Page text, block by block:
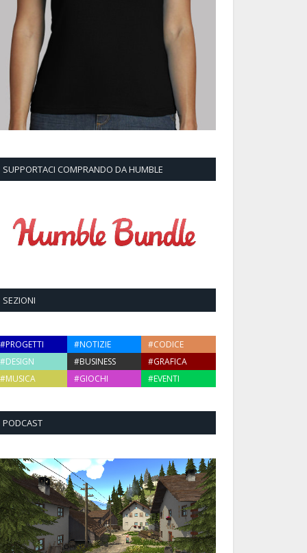
SUPPORTACI COMPRANDO DA HUMBLE
SEZIONI
#PROGETTI #NOTIZIE
#CODICE
#DESIGN
#BUSINESS
#GRAFICA
#MUSICA
#GIOCHI #EVENTI
PODCAST